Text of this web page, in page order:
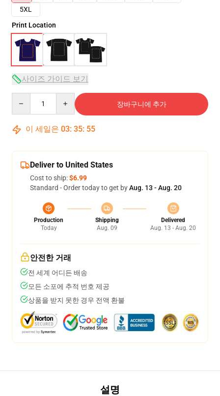
5XL
Print Location
사이즈 가이드 보기
장바구니에 추가
이 세일은 03: 35: 54
Deliver to United States
Cost to ship:$6.99
Standard - Order today to get byAug. 13 - Aug. 20
Production
Today
Shipping
Aug. 09
Delivered
Aug. 13 - Aug. 20
안전한 거래
전 세계 어디든 배송
모든 소포에 추적 번호 제공
상품을 받지 못한 경우 전액 환불
설명